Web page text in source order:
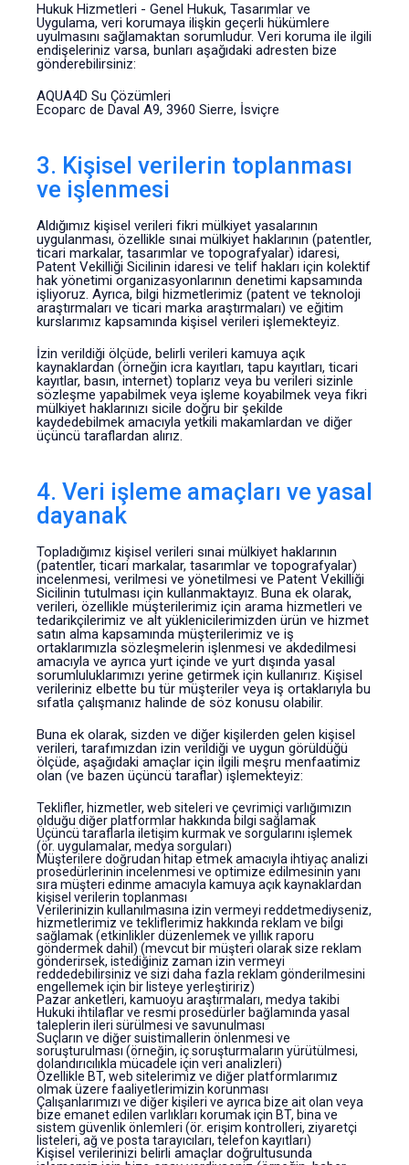
Hukuk Hizmetleri - Genel Hukuk, Tasarımlar ve
Uygulama, veri korumaya ilişkin geçerli hükümlere
uyulmasını sağlamaktan sorumludur. Veri koruma ile ilgili
endişeleriniz varsa, bunları aşağıdaki adresten bize
gönderebilirsiniz:
AQUA4D Su Çözümleri
Ecoparc de Daval A9, 3960 Sierre, İsviçre
3. Kişisel verilerin toplanması
ve işlenmesi
Aldığımız kişisel verileri fikri mülkiyet yasalarının
uygulanması, özellikle sınai mülkiyet haklarının (patentler,
ticari markalar, tasarımlar ve topografyalar) idaresi,
Patent Vekilliği Sicilinin idaresi ve telif hakları için kolektif
hak yönetimi organizasyonlarının denetimi kapsamında
işliyoruz. Ayrıca, bilgi hizmetlerimiz (patent ve teknoloji
araştırmaları ve ticari marka araştırmaları) ve eğitim
kurslarımız kapsamında kişisel verileri işlemekteyiz.
İzin verildiği ölçüde, belirli verileri kamuya açık
kaynaklardan (örneğin icra kayıtları, tapu kayıtları, ticari
kayıtlar, basın, internet) toplarız veya bu verileri sizinle
sözleşme yapabilmek veya işleme koyabilmek veya fikri
mülkiyet haklarınızı sicile doğru bir şekilde
kaydedebilmek amacıyla yetkili makamlardan ve diğer
üçüncü taraflardan alırız.
4. Veri işleme amaçları ve yasal
dayanak
Topladığımız kişisel verileri sınai mülkiyet haklarının
(patentler, ticari markalar, tasarımlar ve topografyalar)
incelenmesi, verilmesi ve yönetilmesi ve Patent Vekilliği
Sicilinin tutulması için kullanmaktayız. Buna ek olarak,
verileri, özellikle müşterilerimiz için arama hizmetleri ve
tedarikçilerimiz ve alt yüklenicilerimizden ürün ve hizmet
satın alma kapsamında müşterilerimiz ve iş
ortaklarımızla sözleşmelerin işlenmesi ve akdedilmesi
amacıyla ve ayrıca yurt içinde ve yurt dışında yasal
sorumluluklarımızı yerine getirmek için kullanırız. Kişisel
verileriniz elbette bu tür müşteriler veya iş ortaklarıyla bu
sıfatla çalışmanız halinde de söz konusu olabilir.
Buna ek olarak, sizden ve diğer kişilerden gelen kişisel
verileri, tarafımızdan izin verildiği ve uygun görüldüğü
ölçüde, aşağıdaki amaçlar için ilgili meşru menfaatimiz
olan (ve bazen üçüncü taraflar) işlemekteyiz:
Teklifler, hizmetler, web siteleri ve çevrimiçi varlığımızın
olduğu diğer platformlar hakkında bilgi sağlamak
Üçüncü taraflarla iletişim kurmak ve sorgularını işlemek
(ör. uygulamalar, medya sorguları)
Müşterilere doğrudan hitap etmek amacıyla ihtiyaç analizi
prosedürlerinin incelenmesi ve optimize edilmesinin yanı
sıra müşteri edinme amacıyla kamuya açık kaynaklardan
kişisel verilerin toplanması
Verilerinizin kullanılmasına izin vermeyi reddetmediyseniz,
hizmetlerimiz ve tekliflerimiz hakkında reklam ve bilgi
sağlamak (etkinlikler düzenlemek ve yıllık raporu
göndermek dahil) (mevcut bir müşteri olarak size reklam
gönderirsek, istediğiniz zaman izin vermeyi
reddedebilirsiniz ve sizi daha fazla reklam gönderilmesini
engellemek için bir listeye yerleştiririz)
Pazar anketleri, kamuoyu araştırmaları, medya takibi
Hukuki ihtilaflar ve resmi prosedürler bağlamında yasal
taleplerin ileri sürülmesi ve savunulması
Suçların ve diğer suistimallerin önlenmesi ve
soruşturulması (örneğin, iç soruşturmaların yürütülmesi,
dolandırıcılıkla mücadele için veri analizleri)
Özellikle BT, web sitelerimiz ve diğer platformlarımız
olmak üzere faaliyetlerimizin korunması
Çalışanlarımızı ve diğer kişileri ve ayrıca bize ait olan veya
bize emanet edilen varlıkları korumak için BT, bina ve
sistem güvenlik önlemleri (ör. erişim kontrolleri, ziyaretçi
listeleri, ağ ve posta tarayıcıları, telefon kayıtları)
Kişisel verilerinizi belirli amaçlar doğrultusunda